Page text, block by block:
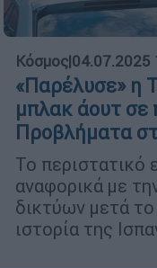
Κόσμος|04.07.2025
«Παρέλυσε» η
μπλακ άουτ σε
Προβλήματα
Το περιστατικό
αναφορικά με
δικτύων μετά
ιστορία της